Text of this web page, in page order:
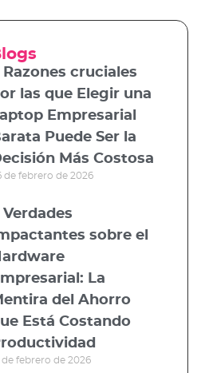
Razones cruciales
las que Elegir una
Empresarial
Puede Ser la
Más Costosa
de febrero de 2026
Verdades
sobre el
La
del Ahorro
Está Costando
de febrero de 2026